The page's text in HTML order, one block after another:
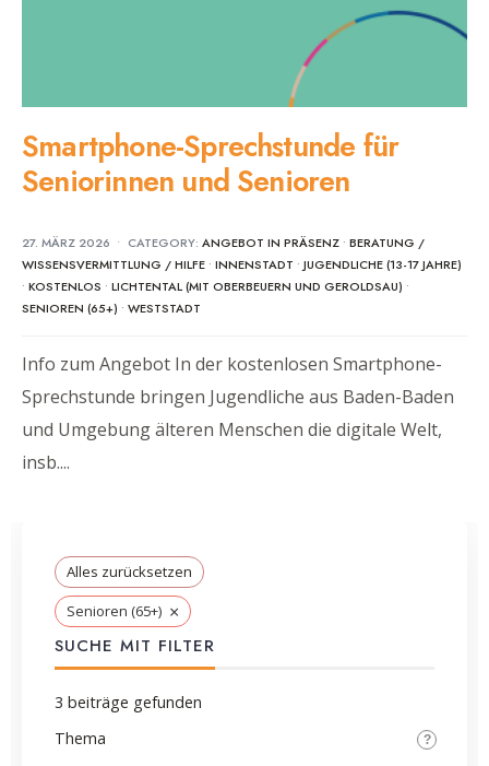
Smartphone-Sprechstunde für
Seniorinnen und Senioren
27. MÄRZ 2026 • CATEGORY: ANGEBOT IN PRÄSENZ • BERATUNG /
WISSENSVERMITTLUNG / HILFE • INNENSTADT •JUGENDLICHE (13-17 JAHRE)
• KOSTENLOS • LICHTENTAL (MIT OBERBEUERN UND GEROLDSAU) •
SENIOREN (65+) • WESTSTADT
Info zum Angebot In der kostenlosen Smartphone-
Sprechstunde bringen Jugendliche aus Baden-Baden
und Umgebung älteren Menschen die digitale Welt,
insb....
Alles zurücksetzen
Senioren (65+) ×
SUCHE MIT FILTER
3 beiträge gefunden
Thema